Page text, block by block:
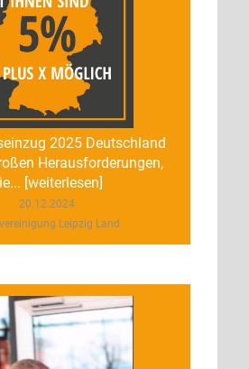
2025 Deutschland
Herausforderungen,
[weiterlesen]
20.12.2024
Leipzig Land